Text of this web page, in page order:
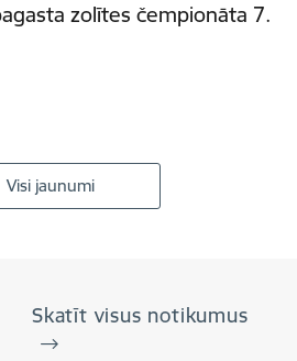
zolītes čempionāta 7.
Visi jaunumi
Skatīt visus notikumus